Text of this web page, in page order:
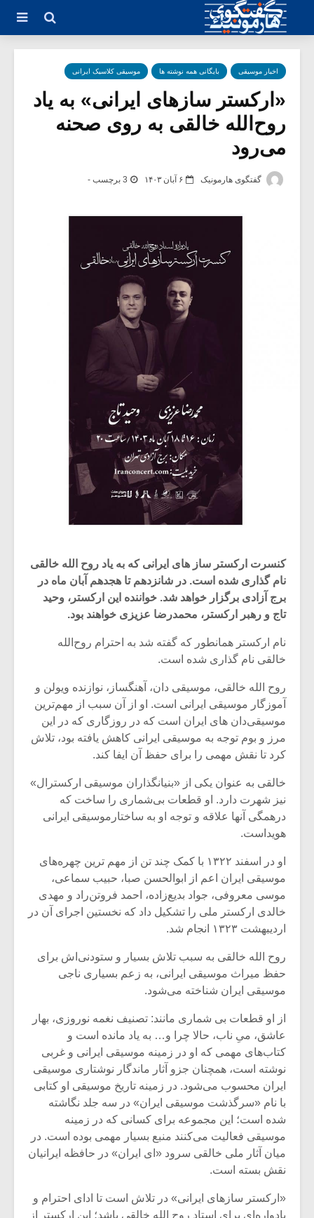
اخبار موسیقی بایگانی همه نوشته ها موسیقی کلاسیک ایرانی
«ارکستر سازهای ایرانی» به یاد
روح‌الله خالقی به روی صحنه
می‌رود
گفتگوی هارمونیک ۶ آبان ۱۴۰۳ 3 برچسب -
کنسرت ارکستر ساز های ایرانی که به یاد روح الله خالقی
نام گذاری شده است. در شانزدهم تا هجدهم آبان ماه در
برج آزادی برگزار خواهد شد. خواننده این ارکستر، وحید
تاج و رهبر ارکستر، محمدرضا عزیزی خواهند بود.
نام ارکستر همانطور که گفته شد به احترام روح‌الله
خالقی نام گذاری شده است.
روح الله خالقی، موسیقی دان، آهنگساز، نوازنده ویولن و
آموزگار موسیقی ایرانی است. او از آن سبب از مهم‌ترین
موسیقی‌دان های ایران است که در روزگاری که در این
مرز و بوم توجه به موسیقی ایرانی کاهش یافته بود، تلاش
کرد تا نقش مهمی را برای حفظ آن ایفا کند.
خالقی به عنوان یکی از «بنیانگذاران موسیقی ارکسترال»
نیز شهرت دارد. او قطعات بی‌شماری را ساخت که
درهمگی آنها علاقه و توجه او به ساختارموسیقی ایرانی
هویداست.
او در اسفند ۱۳۲۲ با کمک چند تن از مهم ترین چهره‌های
موسیقی ایران اعم از ابوالحسن صبا، حبیب سماعی،
موسی معروفی، جواد بدیع‌زاده، احمد فروتن‌راد و مهدی
خالدی ارکستر ملی را تشکیل داد که نخستین اجرای آن در
اردیبهشت ۱۳۲۳ انجام شد.
روح الله خالقی به سبب تلاش بسیار و ستودنی‌اش برای
حفظ میراث موسیقی ایرانی، به زعم بسیاری ناجی
موسیقی ایران شناخته می‌شود.
از او قطعات بی شماری مانند: تصنیف نغمه نوروزی، بهار
عاشق، میِ ناب، حالا چرا و… به یاد مانده است و
کتاب‌های مهمی که او در زمینه موسیقی ایرانی و غربی
نوشته است، همچنان جزو آثار ماندگار نوشتاری موسیقی
ایران محسوب می‌شود. در زمینه تاریخ موسیقی او کتابی
با نام «سرگذشت موسیقی ایران» در سه جلد نگاشته
شده است؛ این مجموعه برای کسانی که در زمینه
موسیقی فعالیت می‌کنند منبع بسیار مهمی بوده است. در
میان آثار ملی خالقی سرود «ای ایران» در حافظه ایرانیان
نقش بسته است.
«ارکستر سازهای ایرانی» در تلاش است تا ادای احترام و
یادواره‌ای برای استاد روح الله خالقی باشد؛ این ارکستر از
یادداشتی بر موسیقی
متن فیلم «متری
اگر نمی توانی
مشهورترین باشی،
بدنام ترین باش
دوره
برگزار